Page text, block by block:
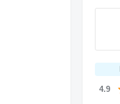
4.9